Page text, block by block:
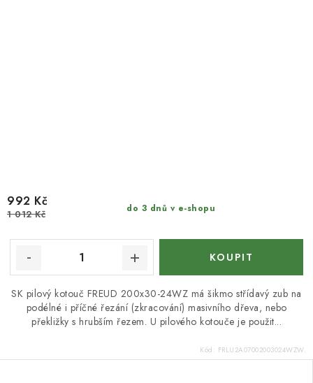
do 3 dnů v e-shopu
992 Kč
1 012 Kč
SK pilový kotouč FREUD 200x30-24WZ má šikmo střídavý zub na
podélné i příčné řezání (zkracování) masivního dřeva, nebo
překližky s hrubším řezem. U pilového kotouče je použit...
Kód: FRLU2A07002003024WZW.